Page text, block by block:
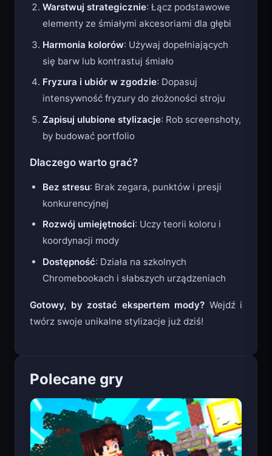
Warstwuj strategicznie: Łącz podstawowe
elementy ze śmiałymi akcesoriami dla głębi
Harmonia kolorów: Używaj dopełniających
się barw lub kontrastuj śmiało
Fryzura i ubiór w zgodzie: Dopasuj
intensywność fryzury do złożoności stroju
Zapisuj ulubione stylizacje: Rob screenshoty,
by budować portfolio
Dlaczego warto grać?
Bez stresu: Brak zegara, punktów i presji
konkurencyjnej
Rozwój umiejętności: Uczy teorii koloru i
koordynacji mody
Dostępność: Działa na szkolnych
Chromebookach i słabszych urządzeniach
Gotowy, by zostać ekspertem mody? Wejdź i
twórz swoje unikalne stylizacje już dziś!
Polecane gry